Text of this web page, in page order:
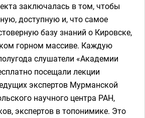
заключалась в том, чтобы
доступную и, что самое
базу знаний о Кировске,
горном массиве. Каждую
слушатели «Академии
посещали лекции
экспертов Мурманской
научного центра РАН,
экспертов в топонимике. Это